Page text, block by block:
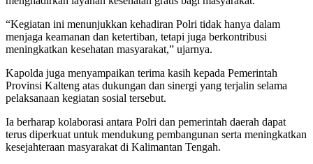
“Kegiatan ini menunjukkan kehadiran Polri tidak hanya dalam
menjaga keamanan dan ketertiban, tetapi juga berkontribusi
meningkatkan kesehatan masyarakat,” ujarnya.
Kapolda juga menyampaikan terima kasih kepada Pemerintah
Provinsi Kalteng atas dukungan dan sinergi yang terjalin selama
pelaksanaan kegiatan sosial tersebut.
Ia berharap kolaborasi antara Polri dan pemerintah daerah dapat
terus diperkuat untuk mendukung pembangunan serta meningkatkan
kesejahteraan masyarakat di Kalimantan Tengah.